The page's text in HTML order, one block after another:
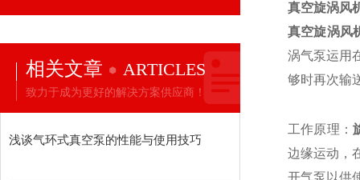
相关文章 ARTICLES
致力于成为更好的解决方案供应商！
浅谈气环式真空泵的性能与使用技巧
真空旋涡风
真空旋涡风
涡气泵运用
够时再次输
工作原理：
边缘运动，
开气泵以供